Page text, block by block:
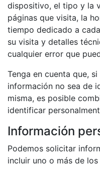
dispositivo, el tipo y la
páginas que visita, la
tiempo dedicado a
su visita y detalles
cualquier error que
Tenga en cuenta que,
información no sea de
misma, es posible
identificar
Información
Podemos solicitar
incluir uno o más de